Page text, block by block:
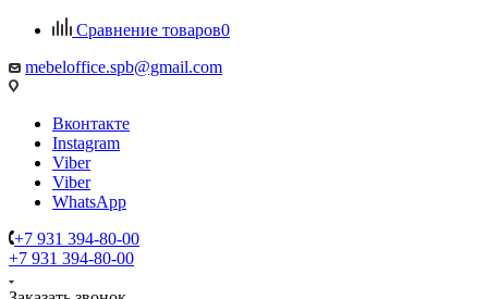
Сравнение товаров0
mebeloffice.spb@gmail.com
Вконтакте
Instagram
Viber
Viber
WhatsApp
+7 931 394-80-00
+7 931 394-80-00